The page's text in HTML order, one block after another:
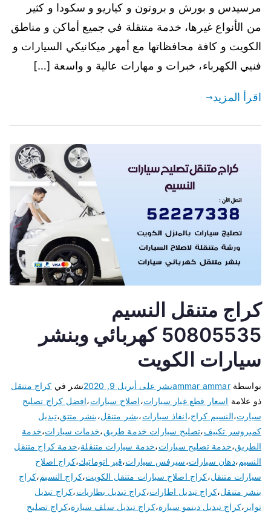
مرسيدس و بورش و بروتون و كياريو و سكودا و كثير
من الأنواع غيرها، خدمة متنقلة في جميع أماكن و مناطق
الكويت و كافة محافظاتها مع أمهر ميكانيكي السيارات و
فنيي الكهرباء، خبرات و مهارات عالية و واسعة […]
اقرأ المزيد
كراج متنقل النسيم
50805535 كهربائي وبنشر
سيارات الكويت
بواسطةammar ammarنشر على أبريل 9, 2020 نشر في كراج متنقل
ذو علامة اسعار قطع غيار سيارات،اصلاح سيارات،افضل كراج تصليح
سيارت،النسيم كراج،انفاذ سيارات،بشر متنقل،بنشر متتق،تبديل
كمبروسر تكييف،تصليح سيارات خدمة طريق،خدمات سيارات،خدمة
الطريق،خدمة تصليح سيارات،خدمة سيارات متنقلة،خدمة كراج متنقل
النسيم،دهان سيارات،سيرفس سيارات،قير اتوماتيك،كراج اصلاح
سيارات متنقل،كراج اصلاح سيارات متنقل الكويت،كراج النسيم،كراج
بنشر متنقل،كراج تبديل اطارات،كراج تبديل بطاريات،كراج تبديل
تواير ،كراج تبديل دينمو سيارة،كراج تبديل سلف سيارة،كراج تصليح